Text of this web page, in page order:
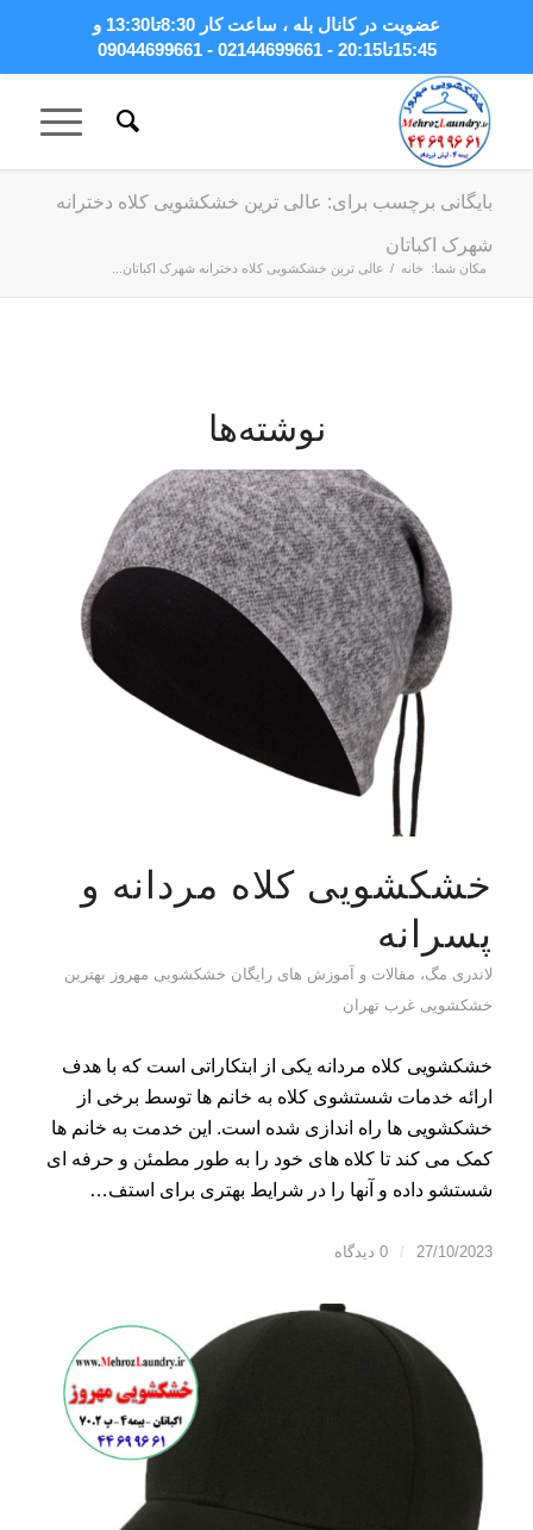
بایگانی برچسب برای: عالی ترین خشکشویی کلاه دخترانه
شهرک اکباتان
مکان شما: خانه / عالی ترین خشکشویی کلاه دخترانه شهرک اکباتان...
نوشته‌ها
خشکشویی کلاه مردانه و
پسرانه
لاندری مگ، مقالات و آموزش های رایگان خشکشویی مهروز بهترین
خشکشویی غرب تهران
خشکشویی کلاه مردانه یکی از ابتکاراتی است که با هدف
ارائه خدمات شستشوی کلاه به خانم ها توسط برخی از
خشکشویی ها راه اندازی شده است. این خدمت به خانم ها
کمک می کند تا کلاه های خود را به طور مطمئن و حرفه ای
شستشو داده و آنها را در شرایط بهتری برای استف…
27/10/2023
/ 0 دیدگاه
عضویت در کانال بله
، ساعت کار 8:30تا13:30 و
15:45تا20:15 - 02144699661 - 09044699661